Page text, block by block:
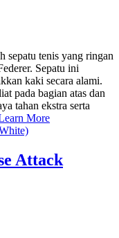
sepatu tenis yang ringan
Sepatu ini
kaki secara alami.
pada bagian atas dan
tahan ekstra serta
More
Attack